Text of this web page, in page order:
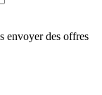
envoyer des offres